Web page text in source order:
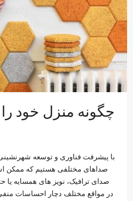
چگونه منزل خود
با پیشرفت فناوری و توسعه
صداهای مختلفی هستیم که ممکن
صدای ترافیک، نویز های همسایه یا
در مواقع مختلف دچار احساسات